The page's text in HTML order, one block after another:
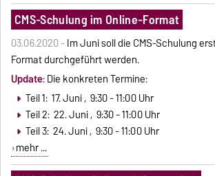
CMS-Schulung im Online-Format
03.06.2020 -Im Juni soll die CMS-Schulung
Format durchgeführt werden.
Update: Die konkreten Termine:
Teil 1: 17. Juni , 9:30 - 11:00 Uhr
Teil 2: 22. Juni , 9:30 - 11:00 Uhr
Teil 3: 24. Juni , 9:30 - 11:00 Uhr
mehr ...